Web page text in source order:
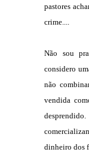
pastores
crime....
Não sou
considero
não
vendida
dinheiro dos